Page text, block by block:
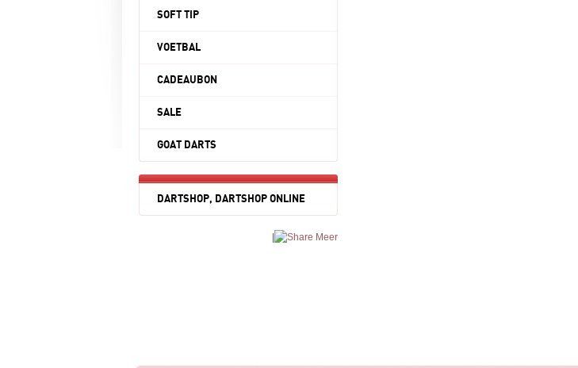
SOFT TIP
VOETBAL
CADEAUBON
SALE
GOAT DARTS
DARTSHOP, DARTSHOP ONLINE
Meer